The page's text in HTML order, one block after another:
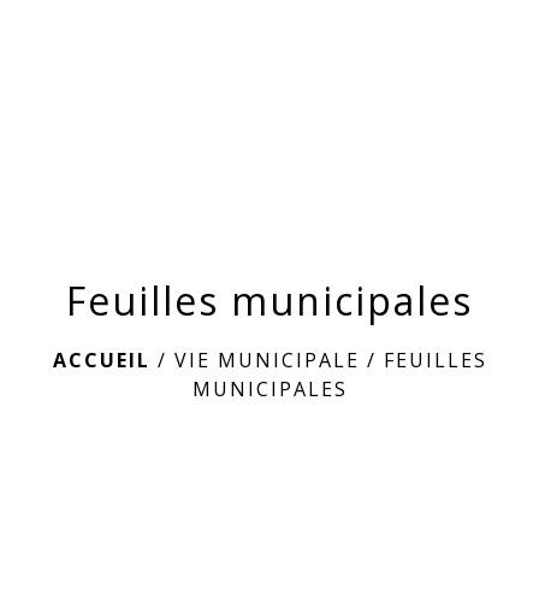
Feuilles municipales
ACCUEIL / VIE MUNICIPALE / FEUILLES
MUNICIPALES